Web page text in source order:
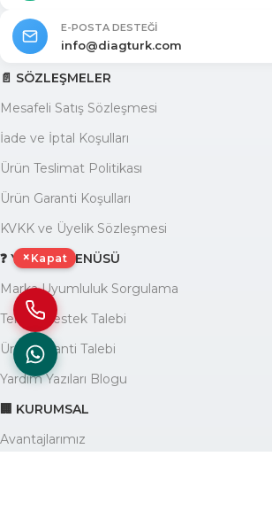
E-POSTA DESTEĞI
info@diagturk.com
📄 SÖZLEŞMELER
Mesafeli Satış Sözleşmesi
İade ve İptal Koşulları
Ürün Teslimat Politikası
Ürün Garanti Koşulları
KVKK ve Üyelik Sözleşmesi
❓ YARDIM MENÜSÜ
Marka Uyumluluk Sorgulama
Teknik Destek Talebi
Ürün Garanti Talebi
Yardım Yazıları Blogu
🏢 KURUMSAL
Avantajlarımız
× Kapat